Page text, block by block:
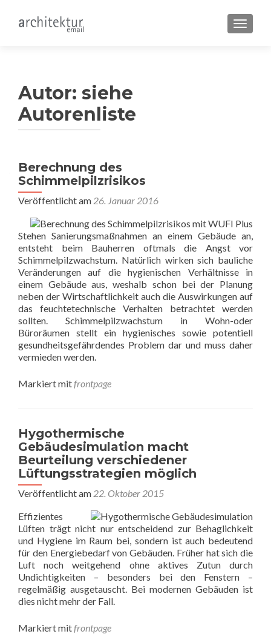
Autor: siehe
Autorenliste
Berechnung des
Schimmelpilzrisikos
Veröffentlicht am 26. Januar 2016
Stehen Sanierungsmaßnahmen an einem Gebäude an,
entsteht beim Bauherren oftmals die Angst vor
Schimmelpilzwachstum. Natürlich wirken sich bauliche
Veränderungen auf die hygienischen Verhältnisse in
einem Gebäude aus, weshalb schon bei der Planung
neben der Wirtschaftlichkeit auch die Auswirkungen auf
das feuchtetechnische Verhalten betrachtet werden
sollten. Schimmelpilzwachstum in Wohn-oder
Büroräumen stellt ein hygienisches sowie potentiell
gesundheitsgefährdendes Problem dar und muss daher
vermieden werden.
Markiert mitfrontpage
Hygothermische
Gebäudesimulation macht
Beurteilung verschiedener
Lüftungsstrategien möglich
Veröffentlicht am 22. Oktober 2015
Effizientes
Lüften trägt nicht nur entscheidend zur Behaglichkeit
und Hygiene im Raum bei, sondern ist auch bedeutend
für den Energiebedarf von Gebäuden. Früher hat sich die
Luft noch weitgehend ohne aktives Zutun durch
Undichtigkeiten – besonders bei den Fenstern –
regelmäßig ausgetauscht. Bei modernen Gebäuden ist
dies nicht mehr der Fall.
Markiert mitfrontpage